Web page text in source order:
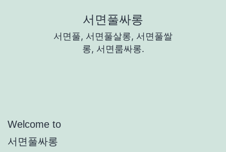
기
서면풀싸롱
서면풀, 서면풀살롱, 서면풀쌀
롱, 서면룸싸롱.
Welcome to
서면풀싸롱